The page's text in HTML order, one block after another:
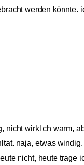
werden könnte.
nicht wirklich warm,
naja, etwas
nicht, heute trage